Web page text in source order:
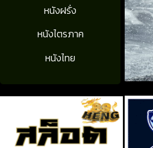
หนังฝรั่ง
หนังไตรภาค
หนังไทย